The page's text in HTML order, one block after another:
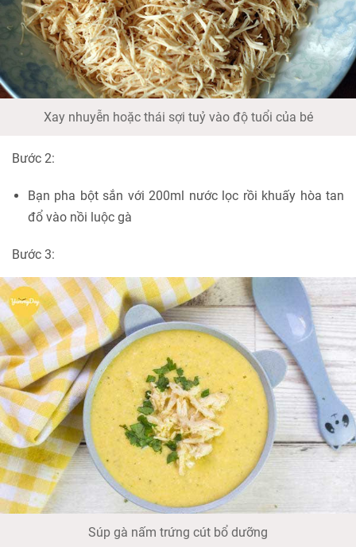
Xay nhuyễn hoặc thái sợi tuỷ vào độ tuổi của bé
Bước 2:
Bạn pha bột sắn với 200ml nước lọc rồi khuấy hòa tan
đổ vào nồi luộc gà
Bước 3:
Súp gà nấm trứng cút bổ dưỡng